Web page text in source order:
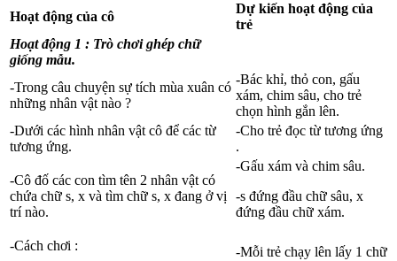
Hoạt động của cô
Dự kiến hoạt động của
trẻ
Hoạt động 1 : Trò chơi ghép chữ
giống mẫu.
-Trong câu chuyện sự tích mùa xuân có
những nhân vật nào ?
-Bác khỉ, thỏ con, gấu
xám, chim sâu, cho trẻ
chọn hình gắn lên.
-Dưới các hình nhân vật cô để các từ
tương ứng.
-Cho trẻ đọc từ tương ứng
.
-Cô đố các con tìm tên 2 nhân vật có
chứa chữ s, x và tìm chữ s, x đang ở vị
trí nào.
-Gấu xám và chim sâu.
-s đứng đầu chữ sâu, x
đứng đầu chữ xám.
-Cách chơi :
-Mỗi trẻ chạy lên lấy 1 chữ